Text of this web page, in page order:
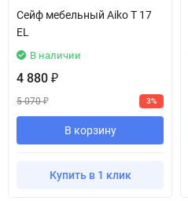
Сейф мебельный Aiko T 17
EL
В наличии
4 880 ₽
5 070₽ 3%
В корзину
Купить в 1 клик